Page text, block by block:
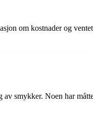
om kostnader og
smykker. Noen har